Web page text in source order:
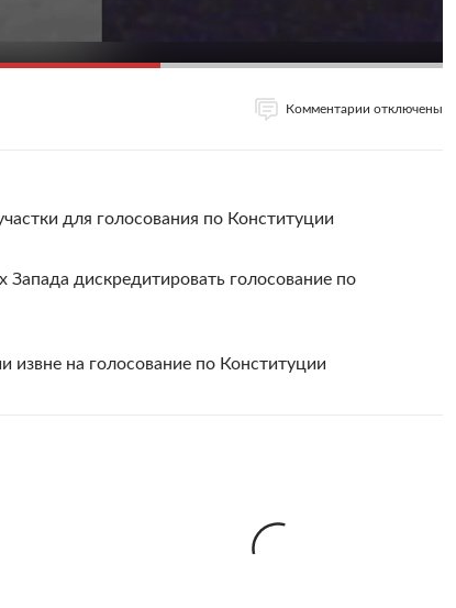
Комментарии отключены
для голосования по Конституции
Запада дискредитировать голосование по
извне на голосование по Конституции